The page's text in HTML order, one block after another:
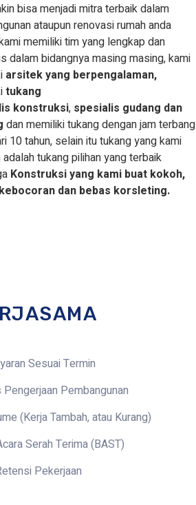
bisa menjadi mitra terbaik dalam
ataupun renovasi rumah anda
memiliki tim yang lengkap dan
dalam bidangnya masing masing, kami
arsitek yang berpengalaman,
tukang
konstruksi, spesialis gudang dan
dan memiliki tukang dengan jam terbang
10 tahun, selain itu tukang yang kami
adalah tukang pilihan yang terbaik
Konstruksi yang kami buat kokoh,
dan bebas korsleting.
Sesuai Termin
Pembangunan
(Kerja Tambah, atau Kurang)
Serah Terima (BAST)
Pekerjaan